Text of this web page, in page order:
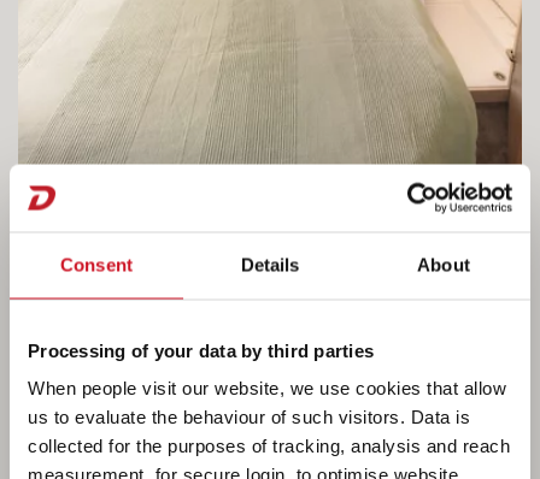
Consent Details About
Processing of your data by third parties
When people visit our website, we use cookies that allow
us to evaluate the behaviour of such visitors. Data is
collected for the purposes of tracking, analysis and reach
measurement, for secure login, to optimise website
La vida en la Camper®
colchones de espuma fría de 7 zonas y 15 cm
de grosor en material termorregulador. El
cuarto de aseo abierto ofrece una gran libertad
de movimiento. Opcionalmente se puede pedir